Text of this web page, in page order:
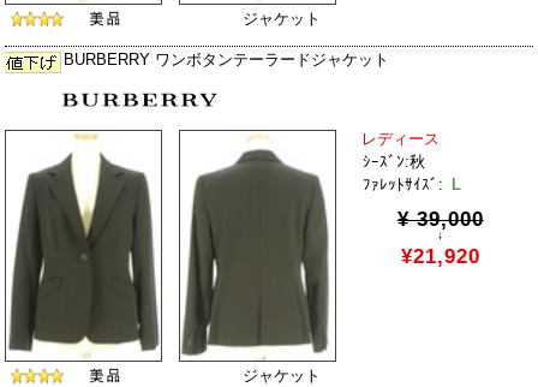
ジャケット
BURBERRY ワンボタンテーラードジャケット
レディース
ｼｰｽﾞﾝ:秋
ﾌｧﾚｯﾄｻｲｽﾞ:
L
¥ 39,000
↓
¥21,920
ジャケット